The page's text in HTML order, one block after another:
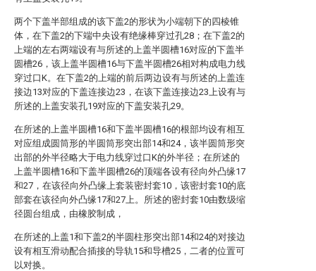
两个下盖半部组成的该下盖2的形状为小端朝下的四棱锥
体，在下盖2的下端中央设有绝缘棒穿过孔28；在下盖2的
上端的左右两端设有与所述的上盖半圆槽16对应的下盖半
圆槽26，该上盖半圆槽16与下盖半圆槽26相对构成电力线
穿过口K。在下盖2的上端的前后两边设有与所述的上盖连
接边13对应的下盖连接边23，在该下盖连接边23上设有与
所述的上盖安装孔19对应的下盖安装孔29。
在所述的上盖半圆槽16和下盖半圆槽16的根部均设有相互
对应组成圆筒形的半圆筒形突出部14和24，该半圆筒形突
出部的外半径略大于电力线穿过口K的外半径；在所述的
上盖半圆槽16和下盖半圆槽26的顶端各设有径向外凸缘17
和27，在该径向外凸缘上套装密封套10，该密封套10的底
部套在该径向外凸缘17和27上。所述的密封套10由数级缩
径圆台组成，由橡胶制成，
在所述的上盖1和下盖2的半圆柱形突出部14和24的对接边
设有相互滑动配合插接的导轨15和导槽25，二者的位置可
以对换。